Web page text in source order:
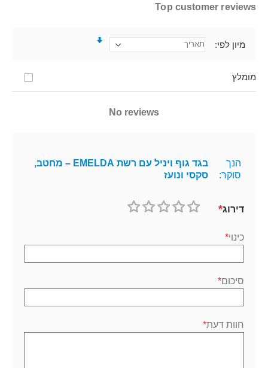
Top customer reviews
מומלץ
מיון לפי
No reviews
הנך
סוקר:
בגד גוף ויניל עם רשת EMELDA – מחטב,
סקסי ונועז
דירוג
כינוי
סיכום
חוות דעת